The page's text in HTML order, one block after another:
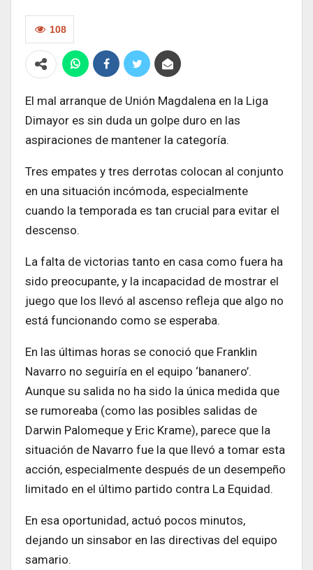
108
El mal arranque de Unión Magdalena en la Liga
Dimayor es sin duda un golpe duro en las
aspiraciones de mantener la categoría.
Tres empates y tres derrotas colocan al conjunto
en una situación incómoda, especialmente
cuando la temporada es tan crucial para evitar el
descenso.
La falta de victorias tanto en casa como fuera ha
sido preocupante, y la incapacidad de mostrar el
juego que los llevó al ascenso refleja que algo no
está funcionando como se esperaba.
En las últimas horas se conoció que Franklin
Navarro no seguiría en el equipo ‘bananero’.
Aunque su salida no ha sido la única medida que
se rumoreaba (como las posibles salidas de
Darwin Palomeque y Eric Krame), parece que la
situación de Navarro fue la que llevó a tomar esta
acción, especialmente después de un desempeño
limitado en el último partido contra La Equidad.
En esa oportunidad, actuó pocos minutos,
dejando un sinsabor en las directivas del equipo
samario.